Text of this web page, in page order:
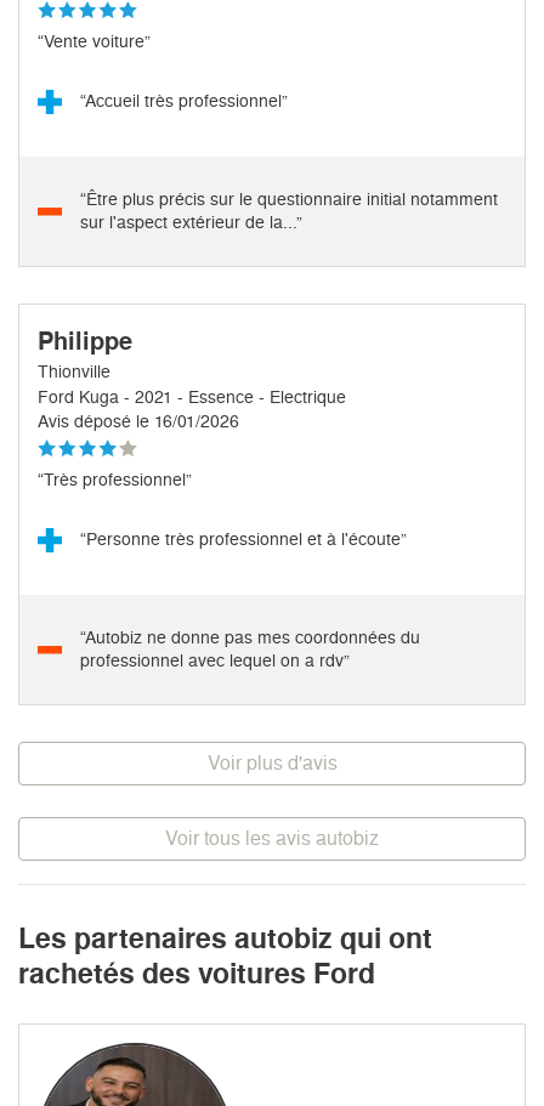
“Vente voiture”
“Accueil très professionnel”
“Être plus précis sur le questionnaire initial notamment
sur l'aspect extérieur de la...”
Philippe
Thionville
Ford Kuga - 2021 - Essence - Electrique
Avis déposé le 16/01/2026
“Très professionnel”
“Personne très professionnel et à l'écoute”
“Autobiz ne donne pas mes coordonnées du
professionnel avec lequel on a rdv”
Voir plus d'avis
Voir tous les avis autobiz
Les partenaires autobiz qui ont
rachetés des voitures Ford